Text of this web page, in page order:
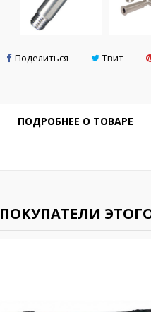
Поделиться Твит
ПОДРОБНЕЕ О ТОВАРЕ
ПОКУПАТЕЛИ